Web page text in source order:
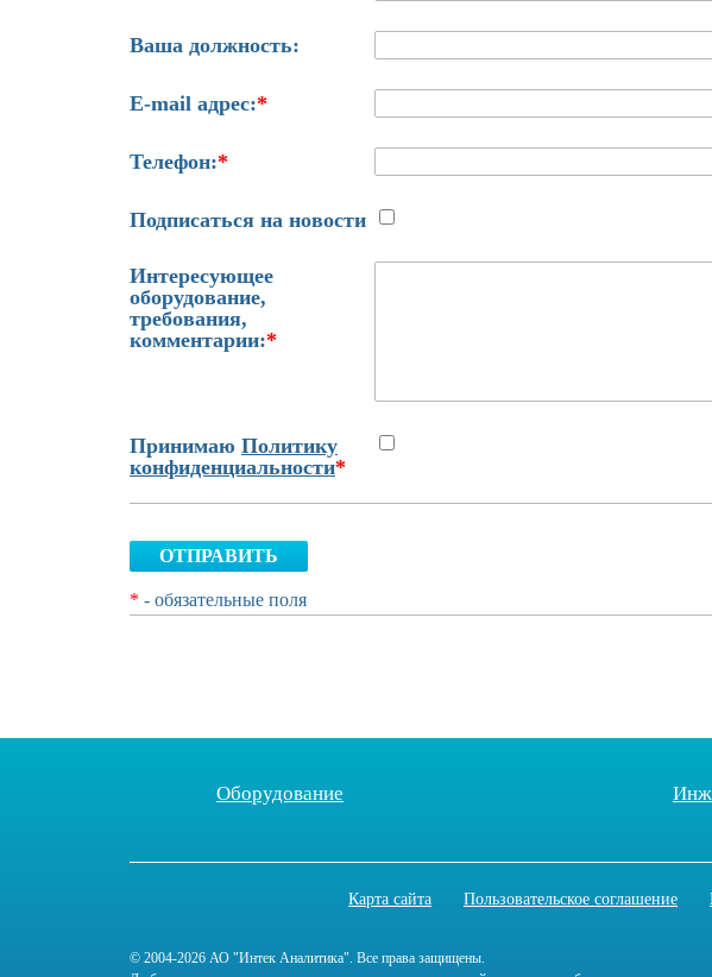
Ваша должность:
E-mail адрес:*
Телефон:*
Подписаться на новости
Интересующее
оборудование,
требования,
комментарии:*
Принимаю Политику
конфиденциальности*
ОТПРАВИТЬ
* - обязательные поля
Оборудование
Карта сайта Пользовательское соглашение
© 2004-2026 АО "Интек Аналитика". Все права защищены.